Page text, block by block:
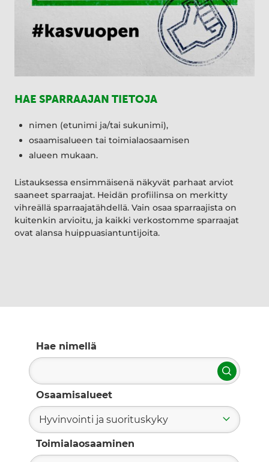
HAE SPARRAAJAN TIETOJA
nimen (etunimi ja/tai sukunimi),
osaamisalueen tai toimialaosaamisen
alueen mukaan.
Listauksessa ensimmäisenä näkyvät parhaat arviot
saaneet sparraajat. Heidän profiilinsa on merkitty
vihreällä sparraajatähdellä. Vain osaa sparraajista on
kuitenkin arvioitu, ja kaikki verkostomme sparraajat
ovat alansa huippuasiantuntijoita.
Hae nimellä
Hae
Osaamisalueet
Hyvinvointi ja suorituskyky
Toimialaosaaminen